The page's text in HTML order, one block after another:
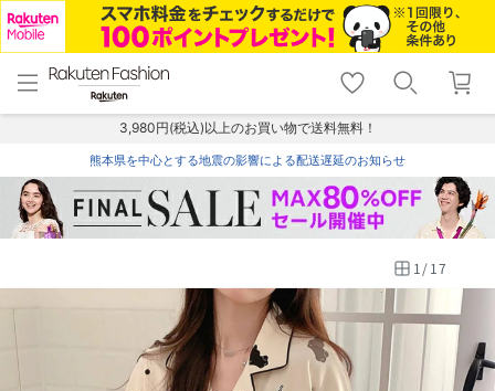
menu home
トップ
shopping_cart lock_outline
ログイン
3,980円(税込)以上のお買い物で送料無料！
熊本県を中心とする地震の影響による配送遅延のお知らせ
1/17